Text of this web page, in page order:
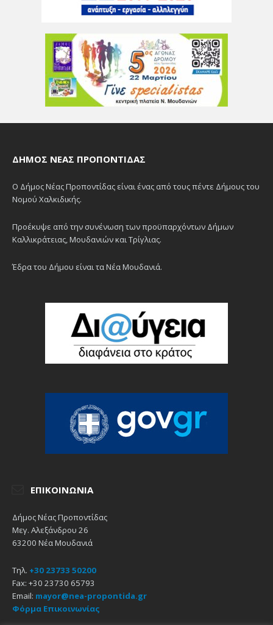
ΔΉΜΟΣ ΝΈΑΣ ΠΡΟΠΟΝΤΊΔΑΣ
Ο Δήμος Νέας Προποντίδας είναι ένας από τους πέντε Δήμους του
Νομού Χαλκιδικής.
Προέκυψε από την συνένωση των προϋπαρχόντων Δήμων
Καλλικράτειας, Μουδανιών και Τρίγλιας.
Έδρα του Δήμου είναι τα Νέα Μουδανιά.
ΕΠΙΚΟΙΝΩΝΊΑ
Δήμος Νέας Προποντίδας
Μεγ. Αλεξάνδρου 26
63200 Νέα Μουδανιά
Τηλ. +30 23733 50200
Fax: +30 23730 65793
Email: mayor@nea-propontida.gr
Φόρμα Επικοινωνίας